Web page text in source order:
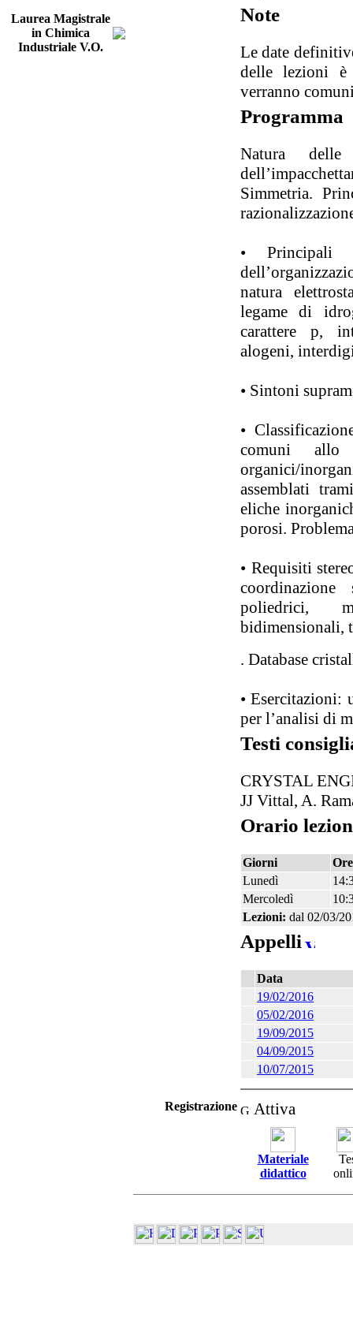
Laurea Magistrale
in Chimica
Industriale V.O.
Note
Le date
delle lezioni è
verranno
Programma
Natura
Simmetria.
• Principali
natura
legame di
carattere p,
alogeni,
• Sintoni
•
comuni
organici/
assemblati
eliche
porosi.
• Requisiti
poliedrici,
bidimensionali,
. Database
• Esercitazioni:
per l’analisi di
Testi
CRYSTAL
JJ Vittal, A.
Orario
Giorni
Ore
Lunedì
Mercoledì
Lezioni: dal 02/03/
Appelli
Data
19/02/2016
05/02/2016
19/09/2015
04/09/2015
10/07/2015
Registrazione Attiva
Materiale
didattico